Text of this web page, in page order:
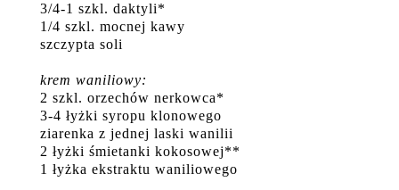
3/4-1 szkl. daktyli*
1/4 szkl. mocnej kawy
szczypta soli
krem waniliowy:
2 szkl. orzechów nerkowca*
3-4 łyżki syropu klonowego
ziarenka z jednej laski wanilii
2 łyżki śmietanki kokosowej**
1 łyżka ekstraktu waniliowego